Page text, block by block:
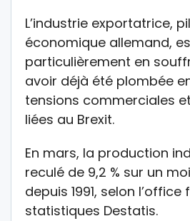
L’industrie exportatrice,
économique allemand,
particulièrement en
avoir déjà été plombée
tensions commerciales
liées au Brexit.
En mars, la production
reculé de 9,2 % sur un
depuis 1991, selon
statistiques Destatis.